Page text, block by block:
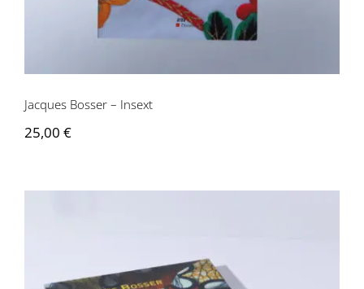
Jacques Bosser – Insext
25,00 €